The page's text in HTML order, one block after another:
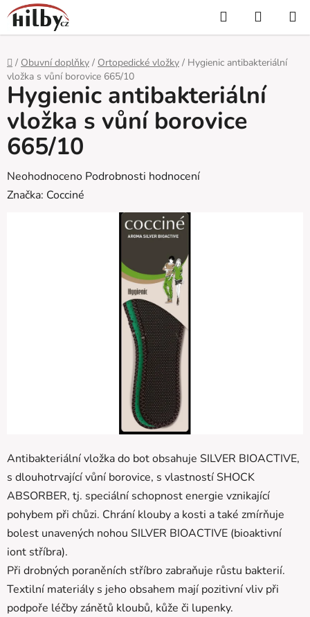
Přejít
na
obsah
Hledat
KOŠÍK
Domů
/ Obuvní doplňky / Ortopedické vložky / Hygienic antibakteriální
vložka s vůní borovice 665/10
Antibakteriální vložka do bot obsahuje SILVER BIOACTIVE,
s dlouhotrvající vůní borovice, s vlastností SHOCK
ABSORBER, tj. speciální schopnost energie vznikající
pohybem při chůzi. Chrání klouby a kosti a také zmírňuje
bolest unavených nohou SILVER BIOACTIVE (bioaktivní
iont stříbra).
Při drobných poraněních stříbro zabraňuje růstu bakterií.
Textilní materiály s jeho obsahem mají pozitivní vliv při
podpoře léčby zánětů kloubů, kůže či lupenky.
Hygienic antibakteriální
vložka s vůní borovice
665/10
Průměrné
hodnocení
Neohodnoceno Podrobnosti hodnocení
Značka: Cocciné